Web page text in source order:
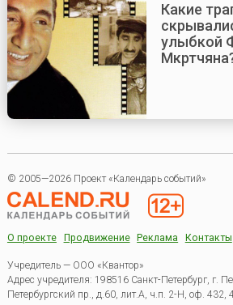
Какие
улыбкой
© 2005—2026 Проект «Календарь событий»
О проекте Продвижение Реклама Контакты
Учредитель — ООО «Квантор»
Адрес учредителя: 198516 Санкт-Петербург, г.
Петербургский пр., д.60, лит.А, ч.п. 2-Н, оф. 432,